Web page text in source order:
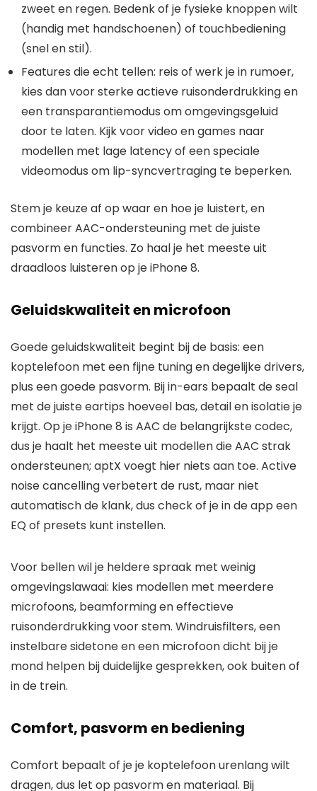
zweet en regen. Bedenk of je fysieke knoppen wilt
(handig met handschoenen) of touchbediening
(snel en stil).
Features die echt tellen: reis of werk je in rumoer,
kies dan voor sterke actieve ruisonderdrukking en
een transparantiemodus om omgevingsgeluid
door te laten. Kijk voor video en games naar
modellen met lage latency of een speciale
videomodus om lip-syncvertraging te beperken.
Stem je keuze af op waar en hoe je luistert, en
combineer AAC-ondersteuning met de juiste
pasvorm en functies. Zo haal je het meeste uit
draadloos luisteren op je iPhone 8.
Geluidskwaliteit en microfoon
Goede geluidskwaliteit begint bij de basis: een
koptelefoon met een fijne tuning en degelijke drivers,
plus een goede pasvorm. Bij in-ears bepaalt de seal
met de juiste eartips hoeveel bas, detail en isolatie je
krijgt. Op je iPhone 8 is AAC de belangrijkste codec,
dus je haalt het meeste uit modellen die AAC strak
ondersteunen; aptX voegt hier niets aan toe. Active
noise cancelling verbetert de rust, maar niet
automatisch de klank, dus check of je in de app een
EQ of presets kunt instellen.
Voor bellen wil je heldere spraak met weinig
omgevingslawaai: kies modellen met meerdere
microfoons, beamforming en effectieve
ruisonderdrukking voor stem. Windruisfilters, een
instelbare sidetone en een microfoon dicht bij je
mond helpen bij duidelijke gesprekken, ook buiten of
in de trein.
Comfort, pasvorm en bediening
Comfort bepaalt of je je koptelefoon urenlang wilt
dragen, dus let op pasvorm en materiaal. Bij